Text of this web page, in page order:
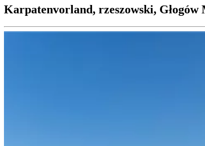
Karpatenvorland, rzeszowski,